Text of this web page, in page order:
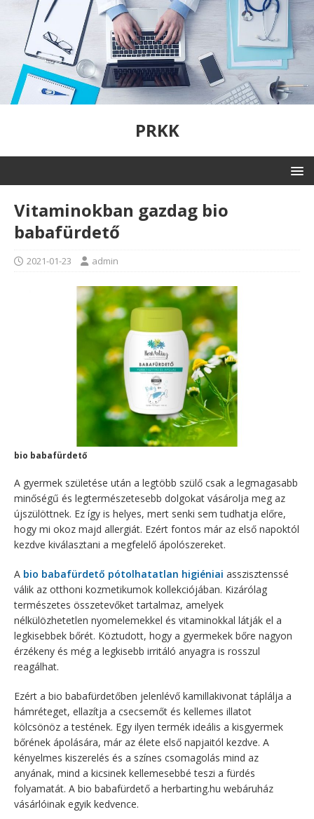
PRKK
Vitaminokban gazdag bio
babafürdető
2021-01-23 admin
bio babafürdető
A gyermek születése után a legtöbb szülő csak a legmagasabb
minőségű és legtermészetesebb dolgokat vásárolja meg az
újszülöttnek. Ez így is helyes, mert senki sem tudhatja előre,
hogy mi okoz majd allergiát. Ezért fontos már az első napoktól
kezdve kiválasztani a megfelelő ápolószereket.
A bio babafürdető pótolhatatlan higiéniai asszisztenssé
válik az otthoni kozmetikumok kollekciójában. Kizárólag
természetes összetevőket tartalmaz, amelyek
nélkülözhetetlen nyomelemekkel és vitaminokkal látják el a
legkisebbek bőrét. Köztudott, hogy a gyermekek bőre nagyon
érzékeny és még a legkisebb irritáló anyagra is rosszul
reagálhat.
Ezért a bio babafürdetőben jelenlévő kamillakivonat táplálja a
hámréteget, ellazítja a csecsemőt és kellemes illatot
kölcsönöz a testének. Egy ilyen termék ideális a kisgyermek
bőrének ápolására, már az élete első napjaitól kezdve. A
kényelmes kiszerelés és a színes csomagolás mind az
anyának, mind a kicsinek kellemesebbé teszi a fürdés
folyamatát. A bio babafürdető a herbarting.hu webáruház
vásárlóinak egyik kedvence.